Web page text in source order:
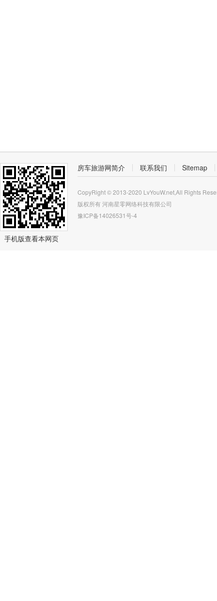
手机版查看本网页
房车旅游网简介 联系我们 Sitemap
CopyRight © 2013-2020 LvYouW.net,All Rights
版权所有河南星零网络科技有限公司
豫ICP备14026531号-4